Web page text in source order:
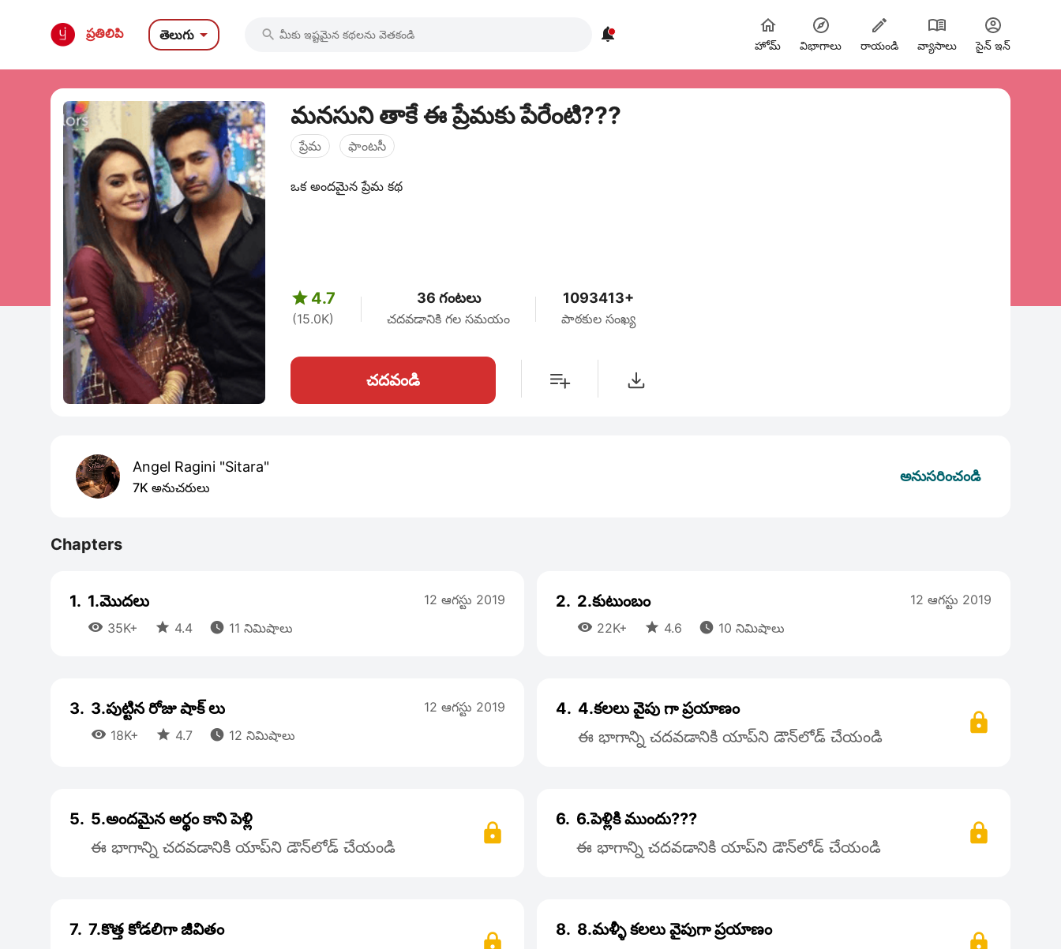
ప్రతిలిపి తెలుగు   
హోమ్ విభాగాలు రాయండి వ్యాసాలు సైన్ ఇన్
మనసుని తాకే ఈ ప్రేమకు పేరేంటి???
ప్రేమ ఫాంటసీ
ఒక అందమైన ప్రేమ కథ
 4.7
(15.0K)
36 గంటలు
చదవడానికి గల సమయం
1093413+
పాఠకుల సంఖ్య
చదవండి
Angel Ragini "Sitara"
7K అనుచరులు
అనుసరించండి
Chapters
1. 1.మొదలు
 35K+  4.4  11 నిమిషాలు
12 ఆగస్టు 2019 2. 2.కుటుంబం
 22K+  4.6  10 నిమిషాలు
12 ఆగస్టు 2019
3. 3.పుట్టిన రోజు షాక్ లు
 18K+  4.7  12 నిమిషాలు
12 ఆగస్టు 2019 4. 4.కలలు వైపు గా ప్రయాణం
ఈ భాగాన్ని చదవడానికి యాప్‌ని డౌన్‌లోడ్ చేయండి
5. 5.అందమైన అర్థం కాని పెళ్లి
ఈ భాగాన్ని చదవడానికి యాప్‌ని డౌన్‌లోడ్ చేయండి
6. 6.పెళ్లికి ముందు???
ఈ భాగాన్ని చదవడానికి యాప్‌ని డౌన్‌లోడ్ చేయండి
7. 7.కొత్త కోడలిగా జీవితం
8. 8.మళ్ళీ కలలు వైపుగా ప్రయాణం